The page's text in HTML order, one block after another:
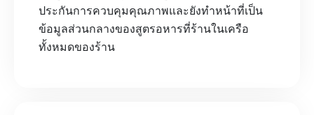
ประกันการควบคุมคุณภาพและยังทำหน้าที่เป็น
ข้อมูลส่วนกลางของสูตรอหารที่ร้านในเครือ
ทั้งหมดของร้าน